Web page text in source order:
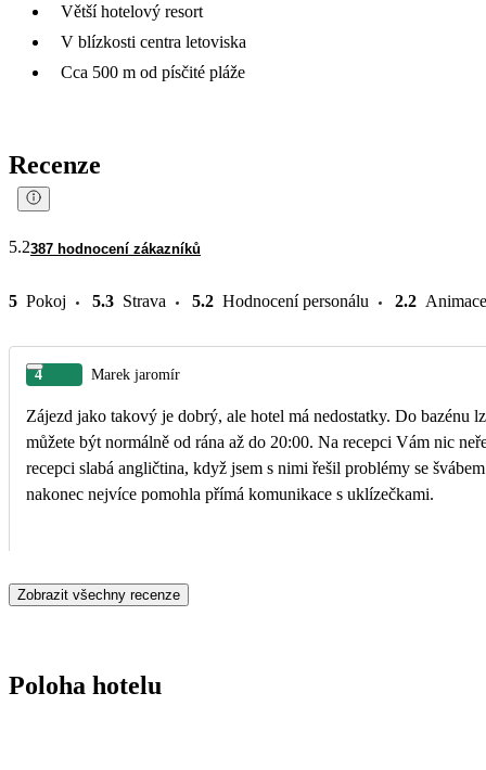
Větší hotelový resort
V blízkosti centra letoviska
Cca 500 m od písčité pláže
Recenze
5.2387 hodnocení zákazníků
5 Pokoj 5.3 Strava 5.2 Hodnocení personálu 2.2 Animace
4 Marek jaromír
Zájezd jako takový je dobrý, ale hotel má nedostatky. Do bazénu
můžete být normálně od rána až do 20:00. Na recepci Vám nic neřeknou, všechno se musíte dočíst z tabulí + na
recepci slabá angličtina, když jsem s nimi řešil problémy se
nakonec nejvíce pomohla přímá komunikace s uklízečkami.
Zobrazit všechny recenze
Poloha hotelu